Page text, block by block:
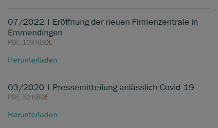
07/2022 | Eröffnung der neuen Firmenzentrale in
Emmendingen
PDF, 109 KBDE
Herunterladen
03/2020 | Pressemitteilung anlässlich Covid-19
PDF, 52 KBDE
Herunterladen